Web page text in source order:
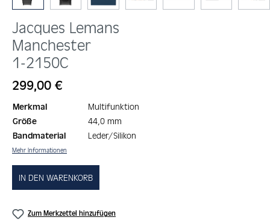
Jacques Lemans
Manchester
1-2150C
Regulärer Preis:
299,00 €
Merkmal
Multifunktion
Größe
44,0 mm
Bandmaterial
Leder/Silikon
Mehr Informationen
IN DEN WARENKORB
Zum Merkzettel hinzufügen